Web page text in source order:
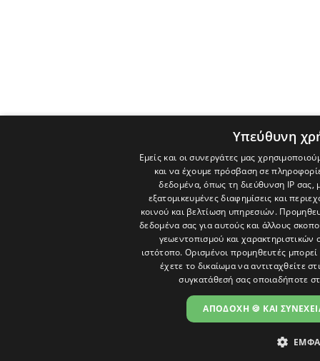
Υπεύθυνη
Εμείς και οι συνεργάτες μας
και να έχουμε πρόσβαση σε
δεδομένα, όπως τη διεύθυνση IP σας,
εξατομικευμένες διαφημίσεις και
κοινού και βελτίωση υπηρεσιών.
δεδομένα σας για αυτούς και άλλους
γεωεντοπισμού και χαρακτηριστικών
ιστότοπο. Ορισμένοι προμηθευτές
έχετε το δικαίωμα να αντιταχθείτε
συγκατάθεσή σας οποιαδήποτε
ΑΠΟΔΟΧΗ 🍪 ΚΑΙ